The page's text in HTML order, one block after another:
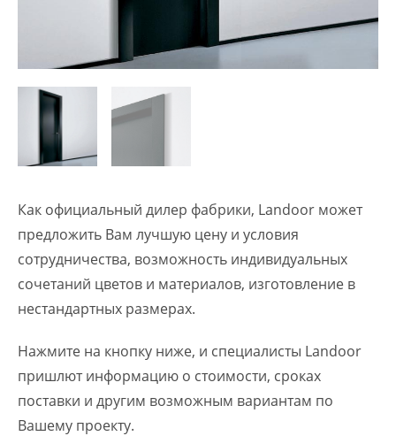
Как официальный дилер фабрики, Landoor может
предложить Вам лучшую цену и условия
сотрудничества, возможность индивидуальных
сочетаний цветов и материалов, изготовление в
нестандартных размерах.
Нажмите на кнопку ниже, и специалисты Landoor
пришлют информацию о стоимости, сроках
поставки и другим возможным вариантам по
Вашему проекту.